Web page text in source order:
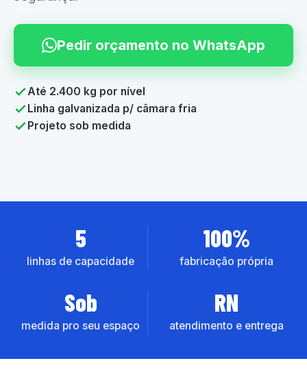
Pedir orçamento no WhatsApp
Até 2.400 kg por nível
Linha galvanizada p/ câmara fria
Projeto sob medida
5
linhas de capacidade
100%
fabricação própria
Sob
medida pro seu espaço
RN
atendimento e entrega